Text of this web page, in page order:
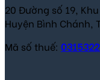
20 Đường số 19,
Huyện Bình Chánh,
Mã số thuế: